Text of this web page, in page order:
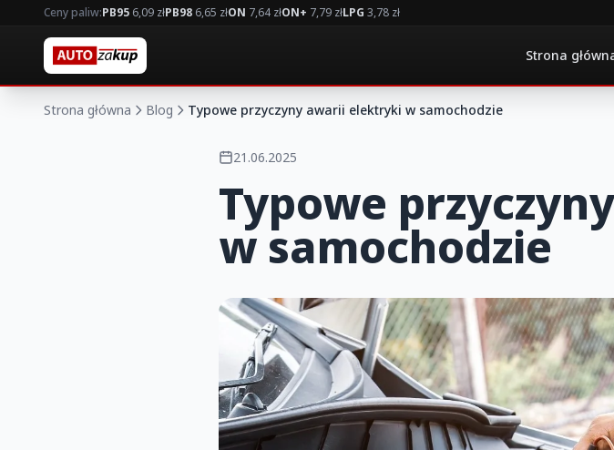
Ceny paliw:PB95 6,09 złPB98 6,65 złON 7,64 złON+ 7,79 złLPG 3,78 zł
Strona
Strona główna Blog Typowe przyczyny awarii elektryki w samochodzie
21.06.2025
Typowe
w samochodzie